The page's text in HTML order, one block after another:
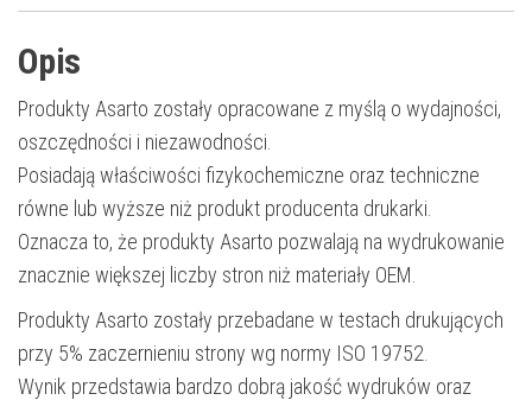
Opis
Produkty Asarto zostały opracowane z myślą o wydajności,
oszczędności i niezawodności.
Posiadają właściwości fizykochemiczne oraz techniczne
równe lub wyższe niż produkt producenta drukarki.
Oznacza to, że produkty Asarto pozwalają na wydrukowanie
znacznie większej liczby stron niż materiały OEM.
Produkty Asarto zostały przebadane w testach drukujących
przy 5% zaczernieniu strony wg normy ISO 19752.
Wynik przedstawia bardzo dobrą jakość wydruków oraz